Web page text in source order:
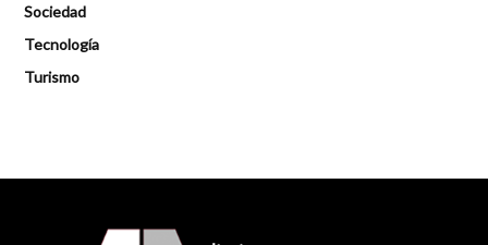
Sociedad
Tecnología
Turismo